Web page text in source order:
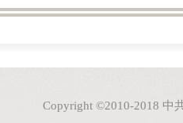
Copyright ©2010-2018 中